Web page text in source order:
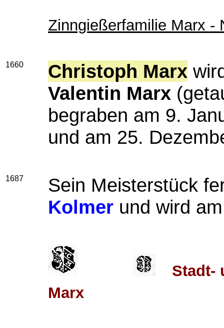
Zinngießerfamilie Marx -
1660 Christoph Marx
Valentin Marx
begraben am 9.
und am 25.
1687
Sein Meisterstück
Kolmer und wird
Stadt-
Marx